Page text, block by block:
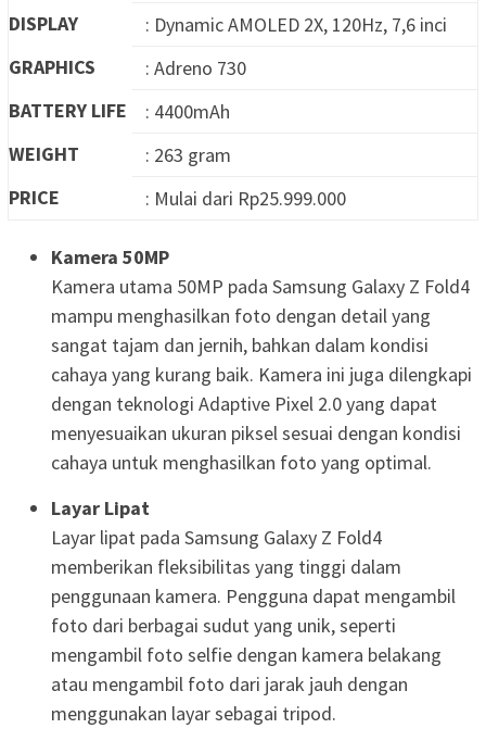
DISPLAY
: Dynamic AMOLED 2X, 120Hz, 7,6 inci
GRAPHICS
: Adreno 730
BATTERY LIFE
: 4400mAh
WEIGHT
: 263 gram
PRICE
: Mulai dari Rp25.999.000
Kamera 50MP
Kamera utama 50MP pada Samsung Galaxy Z Fold4
mampu menghasilkan foto dengan detail yang
sangat tajam dan jernih, bahkan dalam kondisi
cahaya yang kurang baik. Kamera ini juga dilengkapi
dengan teknologi Adaptive Pixel 2.0 yang dapat
menyesuaikan ukuran piksel sesuai dengan kondisi
cahaya untuk menghasilkan foto yang optimal.
Layar Lipat
Layar lipat pada Samsung Galaxy Z Fold4
memberikan fleksibilitas yang tinggi dalam
penggunaan kamera. Pengguna dapat mengambil
foto dari berbagai sudut yang unik, seperti
mengambil foto selfie dengan kamera belakang
atau mengambil foto dari jarak jauh dengan
menggunakan layar sebagai tripod.